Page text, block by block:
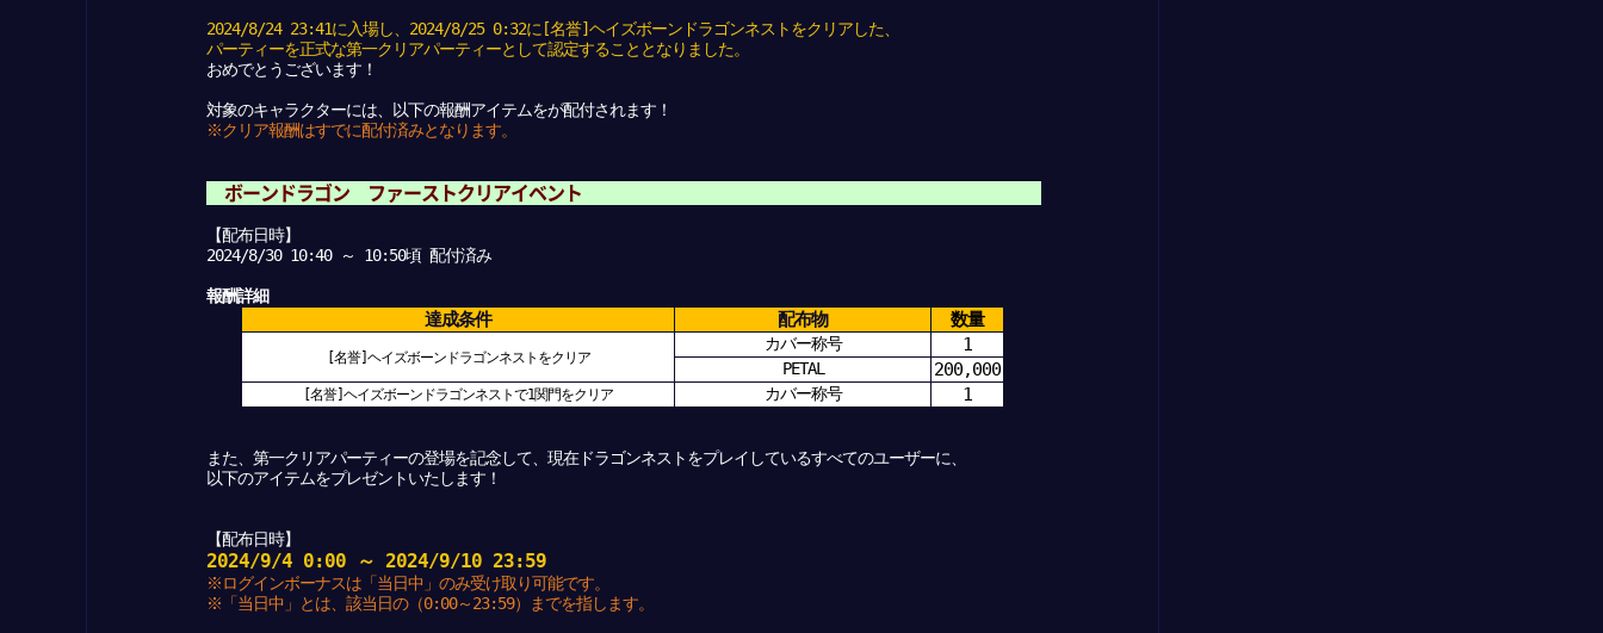
2024/8/24 23:41に入場し、2024/8/25 0:32に[名誉]ヘイズボーンドラゴンネストをクリアした、
パーティーを正式な第一クリアパーティーとして認定することとなりました。
おめでとうございます！
対象のキャラクターには、以下の報酬アイテムをが配付されます！
※クリア報酬はすでに配付済みとなります。
ボーンドラゴン ファーストクリアイベント
【配布日時】
2024/8/30 10:40 ～ 10:50頃 配付済み
報酬詳細
達成条件 配布物 数量
[名誉]ヘイズボーンドラゴンネストをクリア
カバー称号 1
PETAL 200,000
[名誉]ヘイズボーンドラゴンネストで1関門をクリア カバー称号 1
また、第一クリアパーティーの登場を記念して、現在ドラゴンネストをプレイしているすべてのユーザーに、
以下のアイテムをプレゼントいたします！
【配布日時】
2024/9/4 0:00 ～ 2024/9/10 23:59
※ログインボーナスは「当日中」のみ受け取り可能です。
※「当日中」とは、該当日の（0:00～23:59）までを指します。